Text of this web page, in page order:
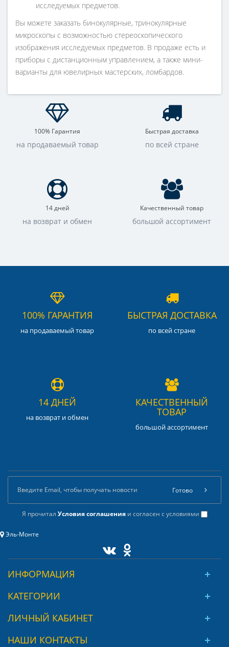
исследуемых предметов.
Вы можете заказать бинокулярные, тринокулярные
микроскопы с возможностью стереоскопического
изображения исследуемых предметов. В продаже есть и
приборы с дистанционным управлением, а также мини-
варианты для ювелирных мастерских, ломбардов.
100% Гарантия
на продаваемый товар
Быстрая доставка
по всей стране
14 дней
на возврат и обмен
Качественный товар
большой ассортимент
100% ГАРАНТИЯ
на продаваемый товар
БЫСТРАЯ ДОСТАВКА
по всей стране
14 ДНЕЙ
на возврат и обмен
КАЧЕСТВЕННЫЙ
ТОВАР
большой ассортимент
Я прочитал Условия соглашенияи согласен с условиями
Готово
Эль-Монте
ИНФОРМАЦИЯ
КАТЕГОРИИ
ЛИЧНЫЙ КАБИНЕТ
НАШИ КОНТАКТЫ